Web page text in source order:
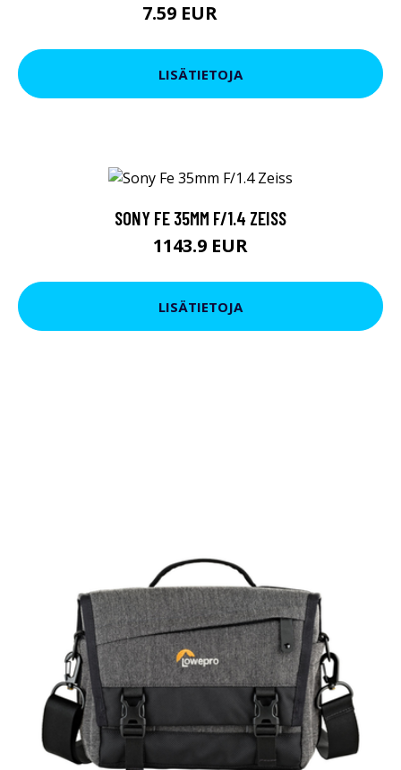
7.59 EUR
LISÄTIETOJA
SONY FE 35MM F/1.4 ZEISS
1143.9 EUR
LISÄTIETOJA